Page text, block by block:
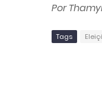
Por
Tags